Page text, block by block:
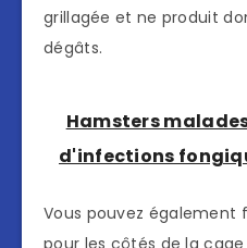
grillagée et ne produit
dégâts.
Hamsters
d'infections
Vous pouvez également